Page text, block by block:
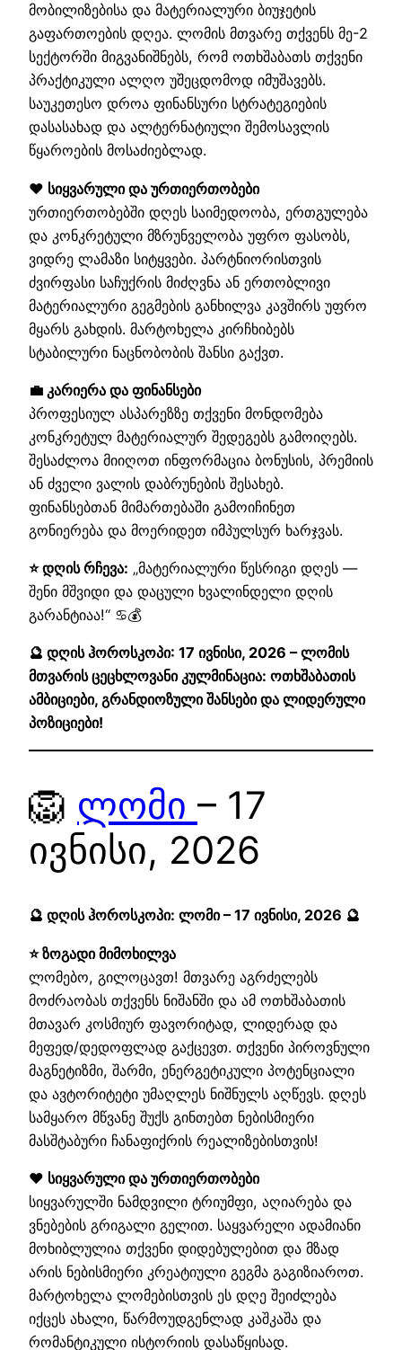
მობილიზებისა და მატერიალური ბიუჯეტის
გაფართოების დღეა. ლომის მთვარე თქვენს მე-2
სექტორში მიგვანიშნებს, რომ ოთხშაბათს თქვენი
პრაქტიკული ალღო უშეცდომოდ იმუშავებს.
საუკეთესო დროა ფინანსური სტრატეგიების
დასასახად და ალტერნატიული შემოსავლის
წყაროების მოსაძიებლად.
❤️ სიყვარული და ურთიერთობები
ურთიერთობებში დღეს საიმედოობა, ერთგულება
და კონკრეტული მზრუნველობა უფრო ფასობს,
ვიდრე ლამაზი სიტყვები. პარტნიორისთვის
ძვირფასი საჩუქრის მიძღვნა ან ერთობლივი
მატერიალური გეგმების განხილვა კავშირს უფრო
მყარს გახდის. მარტოხელა კირჩხიბებს
სტაბილური ნაცნობობის შანსი გაქვთ.
💼 კარიერა და ფინანსები
პროფესიულ ასპარეზზე თქვენი მონდომება
კონკრეტულ მატერიალურ შედეგებს გამოიღებს.
შესაძლოა მიიღოთ ინფორმაცია ბონუსის, პრემიის
ან ძველი ვალის დაბრუნების შესახებ.
ფინანსებთან მიმართებაში გამოიჩინეთ
გონიერება და მოერიდეთ იმპულსურ ხარჯვას.
⭐ დღის რჩევა: „მატერიალური წესრიგი დღეს —
შენი მშვიდი და დაცული ხვალინდელი დღის
გარანტიაა!“ ♋💰
🔮 დღის ჰოროსკოპი: 17 ივნისი, 2026 – ლომის
მთვარის ცეცხლოვანი კულმინაცია: ოთხშაბათის
ამბიციები, გრანდიოზული შანსები და ლიდერული
პოზიციები!
🦁 ლომი – 17
ივნისი, 2026
🔮 დღის ჰოროსკოპი: ლომი – 17 ივნისი, 2026 🔮
⭐ ზოგადი მიმოხილვა
ლომებო, გილოცავთ! მთვარე აგრძელებს
მოძრაობას თქვენს ნიშანში და ამ ოთხშაბათის
მთავარ კოსმიურ ფავორიტად, ლიდერად და
მეფედ/დედოფლად გაქცევთ. თქვენი პიროვნული
მაგნეტიზმი, შარმი, ენერგეტიკული პოტენციალი
და ავტორიტეტი უმაღლეს ნიშნულს აღწევს. დღეს
სამყარო მწვანე შუქს გინთებთ ნებისმიერი
მასშტაბური ჩანაფიქრის რეალიზებისთვის!
❤️ სიყვარული და ურთიერთობები
სიყვარულში ნამდვილი ტრიუმფი, აღიარება და
ვნებების გრიგალი გელით. საყვარელი ადამიანი
მოხიბლულია თქვენი დიდებულებით და მზად
არის ნებისმიერი კრეატიული გეგმა გაგიზიაროთ.
მარტოხელა ლომებისთვის ეს დღე შეიძლება
იქცეს ახალი, წარმოუდგენლად კაშკაშა და
რომანტიკული ისტორიის დასაწყისად.